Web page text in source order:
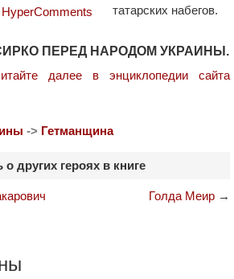
татарских набегов.
ПЕРЕД НАРОДОМ УКРАИНЫ.
далее в энциклопедии сайта
-> Гетманщина
о других героях в книге
Голда Меир →